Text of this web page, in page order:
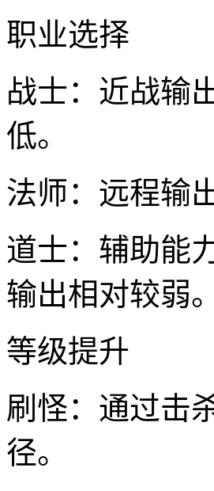
职业选择
战士：近战输
低。
法师：远程输
道士：辅助能
输出相对较弱。
等级提升
刷怪：通过击
径。